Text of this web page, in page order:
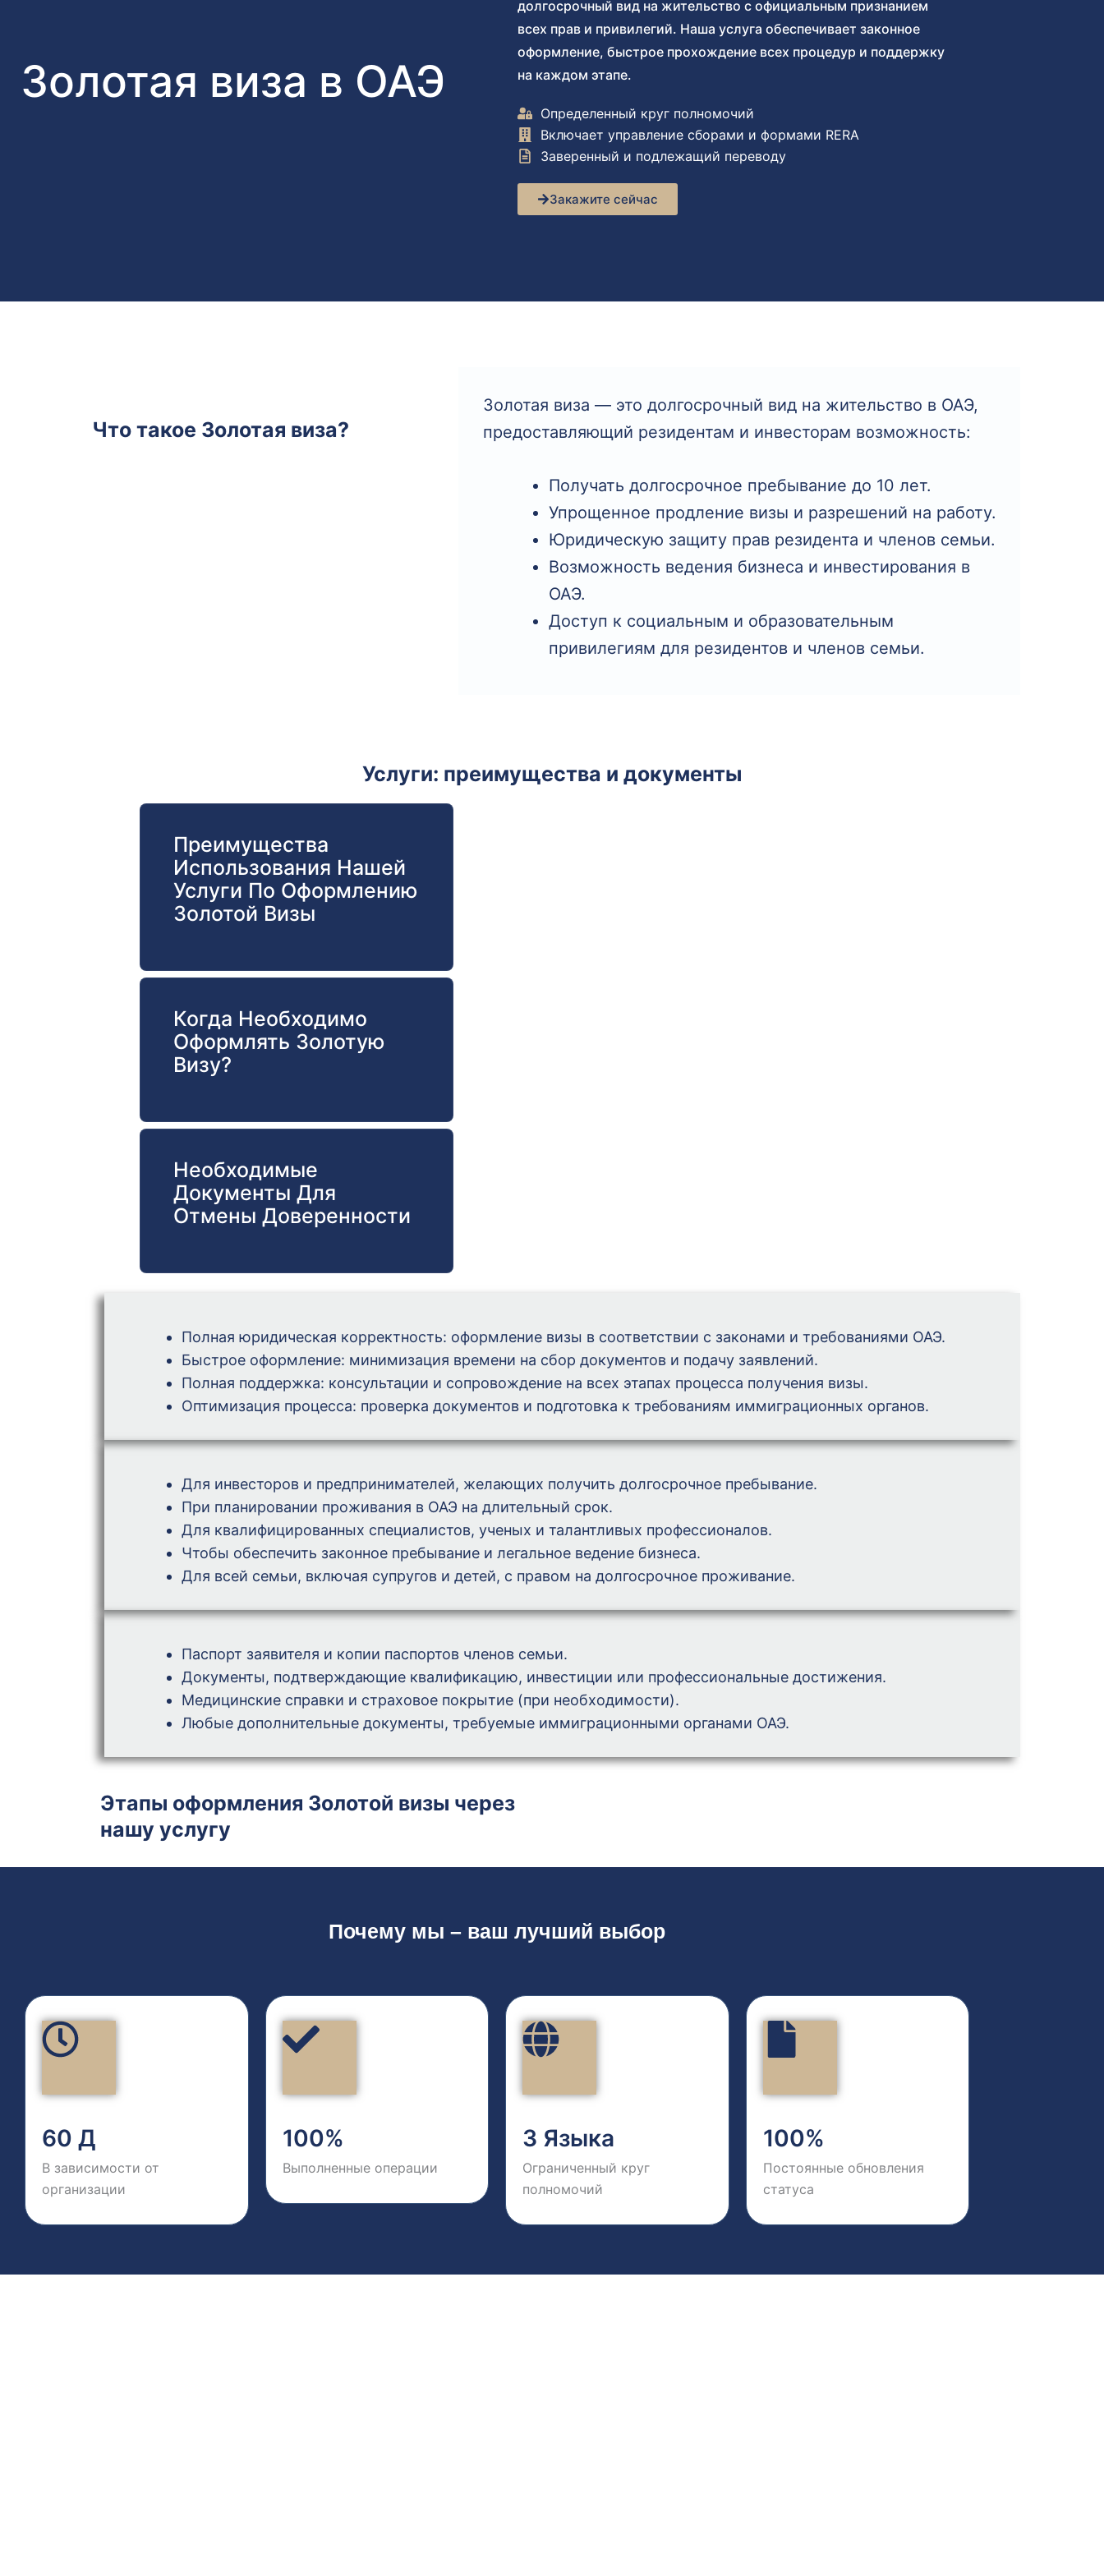
Золотая виза в ОАЭ
долгосрочный вид на жительство с официальным признанием
всех прав и привилегий. Наша услуга обеспечивает законное
оформление, быстрое прохождение всех процедур и поддержку
на каждом этапе.
Определенный круг полномочий
Включает управление сборами и формами RERA
Заверенный и подлежащий переводу
Закажите сейчас
Что такое Золотая виза?
Золотая виза — это долгосрочный вид на жительство в ОАЭ,
предоставляющий резидентам и инвесторам возможность:
Получать долгосрочное пребывание до 10 лет.
Упрощенное продление визы и разрешений на работу.
Юридическую защиту прав резидента и членов семьи.
Возможность ведения бизнеса и инвестирования в
ОАЭ.
Доступ к социальным и образовательным
привилегиям для резидентов и членов семьи.
Услуги: преимущества и документы
Преимущества
Использования Нашей
Услуги По Оформлению
Золотой Визы
Когда Необходимо
Оформлять Золотую
Визу?
Необходимые
Документы Для
Отмены Доверенности
Полная юридическая корректность: оформление визы в соответствии с законами и требованиями ОАЭ.
Быстрое оформление: минимизация времени на сбор документов и подачу заявлений.
Полная поддержка: консультации и сопровождение на всех этапах процесса получения визы.
Оптимизация процесса: проверка документов и подготовка к требованиям иммиграционных органов.
Для инвесторов и предпринимателей, желающих получить долгосрочное пребывание.
При планировании проживания в ОАЭ на длительный срок.
Для квалифицированных специалистов, ученых и талантливых профессионалов.
Чтобы обеспечить законное пребывание и легальное ведение бизнеса.
Для всей семьи, включая супругов и детей, с правом на долгосрочное проживание.
Паспорт заявителя и копии паспортов членов семьи.
Документы, подтверждающие квалификацию, инвестиции или профессиональные достижения.
Медицинские справки и страховое покрытие (при необходимости).
Любые дополнительные документы, требуемые иммиграционными органами ОАЭ.
Этапы оформления Золотой визы через
нашу услугу
Почему мы – ваш лучший выбор
60 Д
В зависимости от
организации
100%
Выполненные операции
3 Языка
Ограниченный круг
полномочий
100%
Постоянные обновления
статуса